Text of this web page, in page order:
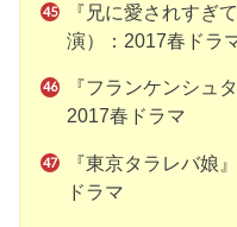
『兄に愛されすぎ
演）：2017春ドラ
『フランケンシュ
2017春ドラマ
『東京タラレバ娘
ドラマ